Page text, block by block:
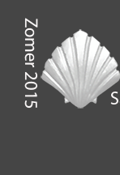
naar
inhoudZomer
2015,